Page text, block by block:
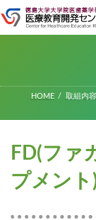
ン
プ
ビ
動
HOME 取組内容
FD(ファ
プメント